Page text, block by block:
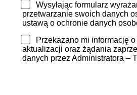
Wysyłając formularz
przetwarzanie swoich danych
ustawą o ochronie danych
Przekazano mi informację
aktualizacji oraz żądania
danych przez Administratora –